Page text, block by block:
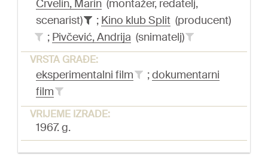
Crvelin, Marin (montažer, redatelj,
scenarist)
; Kino klub Split (producent)
; Pivčević, Andrija (snimatelj)
VRSTA GRAĐE:
eksperimentalni film ;dokumentarni
film
VRIJEME IZRADE:
1967. g.